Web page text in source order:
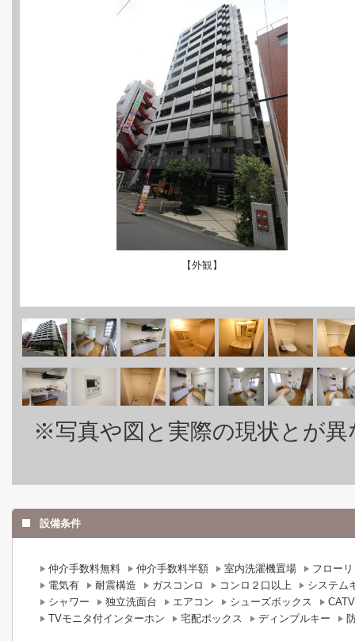
【外観】
※写真や図と実際の現状とが
設備条件
仲介手数料無料 仲介手数料半額 室内洗濯機置場
フロー
電気有
耐震構造 ガスコンロ コンロ２口以上
システム
シャワー
独立洗面台 エアコン シューズボックス
CATV
TVモニタ付インターホン
宅配ボックス ディンプルキー